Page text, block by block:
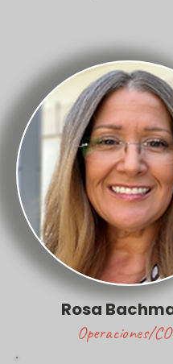
Rosa
Operaciones/